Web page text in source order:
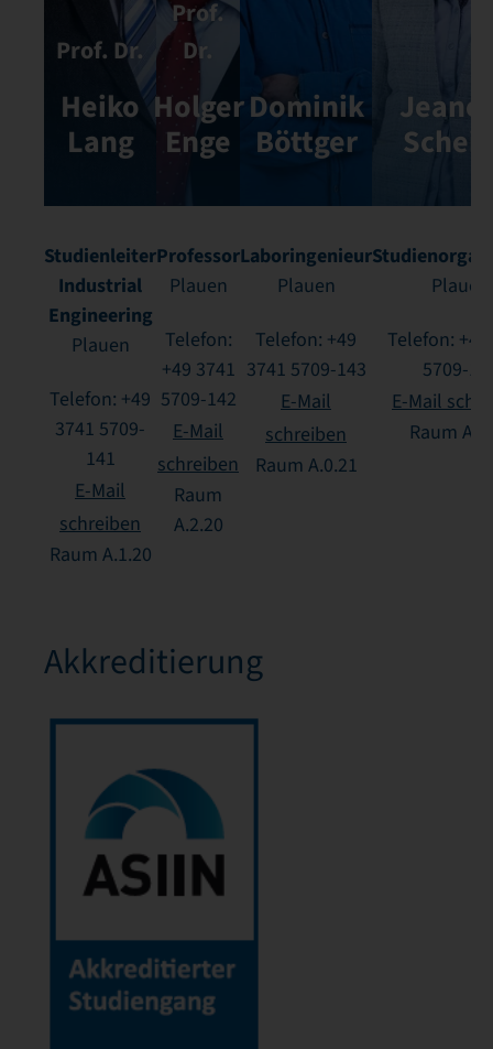
Prof. Dr.
Heiko
Lang
Studienleiter
Industrial
Engineering
Plauen
Telefon: +49
3741 5709-
141
E-Mail
schreiben
Raum A.1.20
Prof.
Dr.
Holger
Enge
Professor
Plauen
Telefon:
+49 3741
5709-142
E-Mail
schreiben
Raum
A.2.20
Dominik
Böttger
Laboringenieur
Plauen
Telefon: +49
3741 5709-143
E-Mail
schreiben
Raum A.0.21
Plauen
Telefon: +49
5709-
E-Mail
Raum
Akkreditierung